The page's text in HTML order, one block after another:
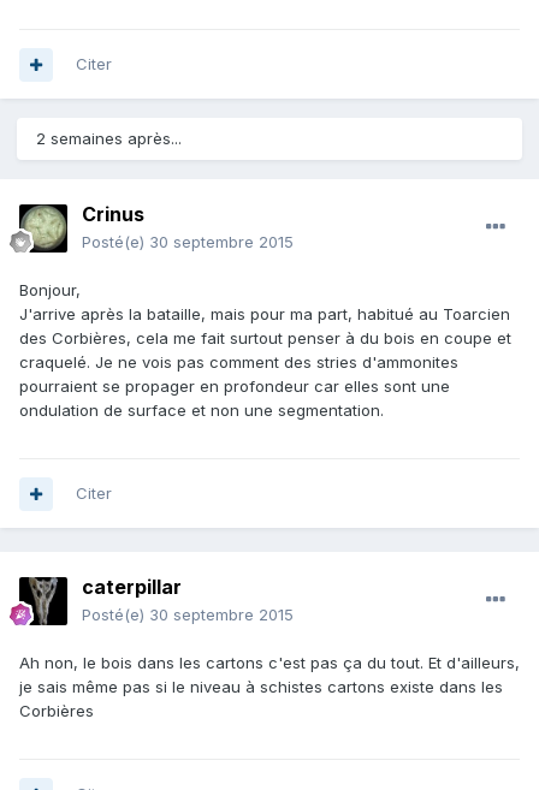
Citer
2 semaines après...
Crinus
Posté(e) 30 septembre 2015
Bonjour,
J'arrive après la bataille, mais pour ma part, habitué au Toarcien
des Corbières, cela me fait surtout penser à du bois en coupe et
craquelé. Je ne vois pas comment des stries d'ammonites
pourraient se propager en profondeur car elles sont une
ondulation de surface et non une segmentation.
Citer
caterpillar
Posté(e) 30 septembre 2015
Ah non, le bois dans les cartons c'est pas ça du tout. Et d'ailleurs,
je sais même pas si le niveau à schistes cartons existe dans les
Corbières